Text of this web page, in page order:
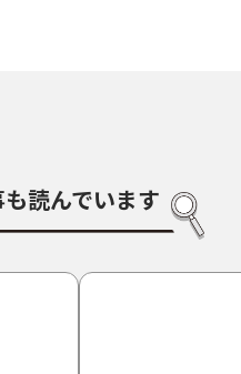
読んでいます